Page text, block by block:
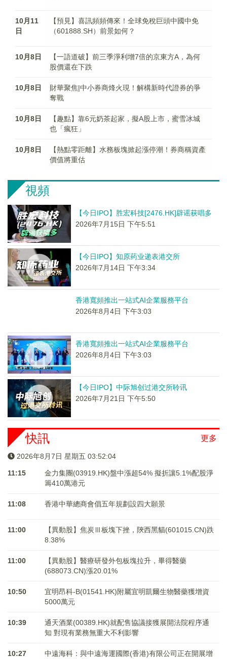
10月11
日
【預見】喜訊頻頻傳來！全球免稅巨頭中國中免
（601888.SH）前景如何？
10月8日
【一語道破】前三季淨利增7倍的京東方A，為何
股價還在下跌
10月8日
財華聚焦|中小券商烽火現！解構新時代證券的爭
奪戰
10月8日
【趣點】靠6元奶茶起家，擬A股上市，蜜雪冰城
也「瘋狂」
10月8日
【熱點零距離】水務板塊掀起漲停潮！券商稱資產
價值將重估
視頻
【今日IPO】胜宏科技[2476.HK]辟谣获唱多
2026年7月15日 下午5:51
【今日IPO】知原药业递表港交所
2026年7月14日 下午3:34
香港寬頻推出一站式AI企業服務平台
2026年8月4日 下午3:03
香港寬頻推出一站式AI企業服務平台
2026年8月4日 下午3:03
【今日IPO】中际旭创过港交所聆讯
2026年7月21日 下午5:50
更多
快訊
2026年8月7日 星期五 03:52:05
11:15
金力集團(03919.HK)盤中漲超54% 擬折讓5.1%配股淨
籌410萬港元
11:08 香港中華總商會倡五年規劃設四大願景
11:00
【異動股】焦炭Ⅲ板塊下挫，陝西黑貓(601015.CN)跌
8.38%
11:00
【異動股】醫療研發外包板塊拉升，畢得醫藥
(688073.CN)漲20.01%
10:50
宜明昂科-B(01541.HK)附屬宜明凱爾生物醫藥獲增資
5000萬元
10:39
通天酒業(00389.HK)就配售協議接獲展開法院程序通
知 對現有業務無重大不利影響
10:27
中遠海科：與中遠海運國際(香港)有限公司正在開展增